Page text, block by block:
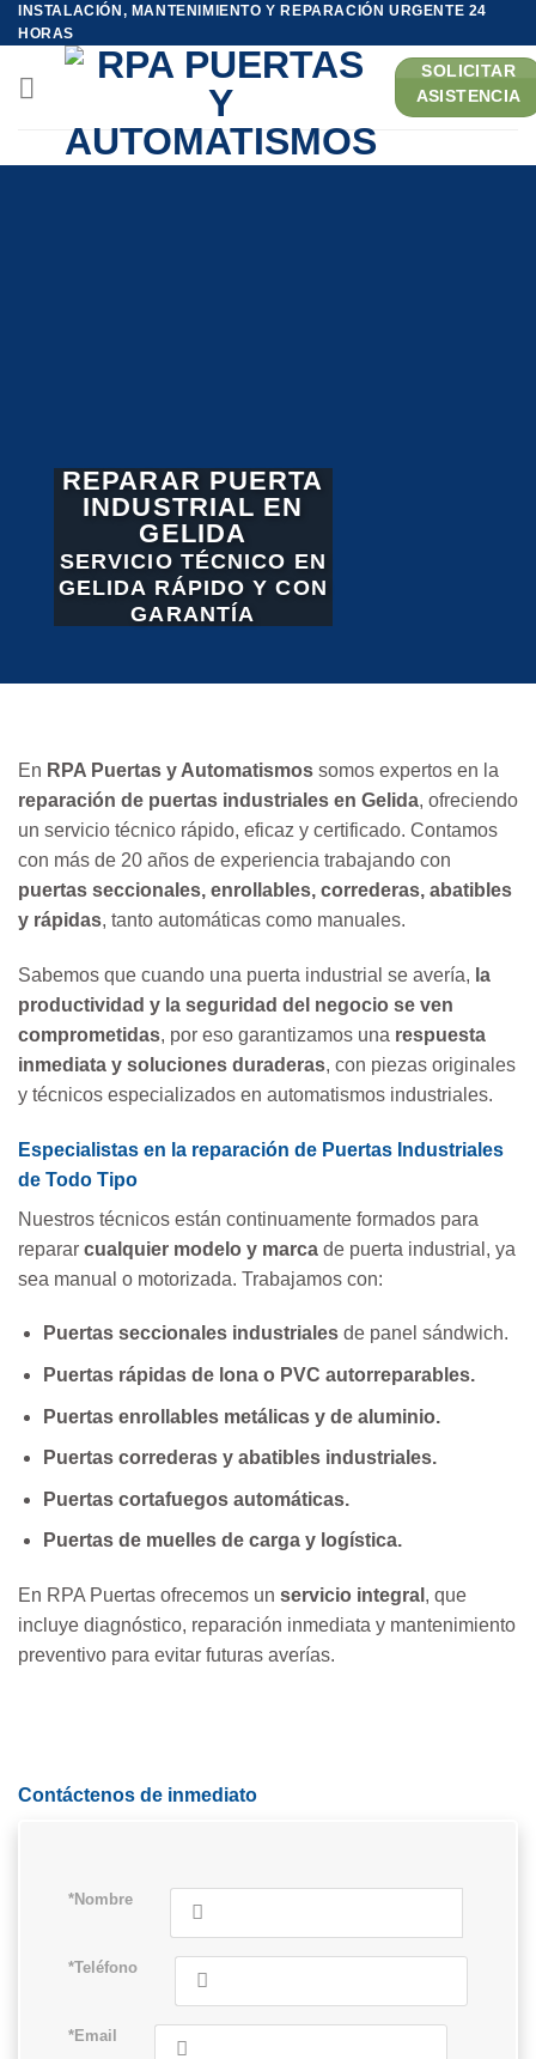
Saltar
al
contenido
INSTALACIÓN, MANTENIMIENTO Y REPARACIÓN URGENTE 24
HORAS
SOLICITAR
ASISTENCIA
REPARAR PUERTA
INDUSTRIAL EN
GELIDA
SERVICIO TÉCNICO EN
GELIDA RÁPIDO Y CON
GARANTÍA
En RPA Puertas y Automatismos somos expertos en la
reparación de puertas industriales en Gelida, ofreciendo
un servicio técnico rápido, eficaz y certificado. Contamos
con más de 20 años de experiencia trabajando con
puertas seccionales, enrollables, correderas, abatibles
y rápidas, tanto automáticas como manuales.
Sabemos que cuando una puerta industrial se avería, la
productividad y la seguridad del negocio se ven
comprometidas, por eso garantizamos una respuesta
inmediata y soluciones duraderas, con piezas originales
y técnicos especializados en automatismos industriales.
Especialistas en la reparación de Puertas Industriales
de Todo Tipo
Nuestros técnicos están continuamente formados para
reparar cualquier modelo y marca de puerta industrial, ya
sea manual o motorizada. Trabajamos con:
Puertas seccionales industrialesde panel sándwich.
Puertas rápidas de lona o PVC autorreparables.
Puertas enrollables metálicas y de aluminio.
Puertas correderas y abatibles industriales.
Puertas cortafuegos automáticas.
Puertas de muelles de carga y logística.
En RPA Puertas ofrecemos un servicio integral , que
incluye diagnóstico, reparación inmediata y mantenimiento
preventivo para evitar futuras averías.
Contáctenos de inmediato
*Nombre
*Teléfono
*Email